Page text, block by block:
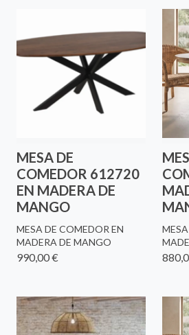
MESA DE
COMEDOR 612720
EN MADERA DE
MANGO
MESA DE COMEDOR EN
MADERA DE MANGO
990,00 €